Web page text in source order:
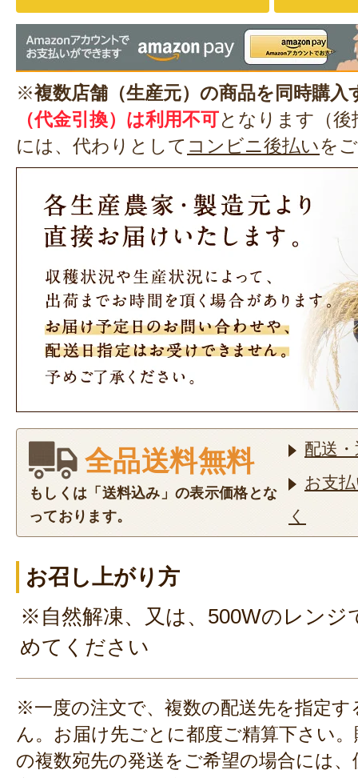
※複数店舗（生産元）の商品を同時購入
（代金引換）は利用不可 となります（
には、代わりとして コンビニ後払いを
全品送料無料
もしくは「送料込み」の表示価格とな
っております。
配送
お支
く
お召し上がり方
※自然解凍、又は、500Wのレンジ
めてください
※一度の注文で、複数の配送先を指定
ん。お届け先ごとに都度ご精算下さい
の複数宛先の発送をご希望の場合には、